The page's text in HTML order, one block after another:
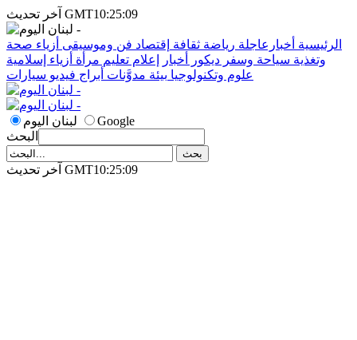
آخر تحديث GMT10:25:09
الرئيسية أخبارعاجلة رياضة ثقافة إقتصاد فن وموسيقى أزياء صحة
وتغذية سياحة وسفر ديكور أخبار إعلام تعليم مرأة أزياء إسلامية
علوم وتكنولوجيا بيئة مدوَّنات أبراج فيديو سيارات
لبنان اليوم
Google
البحث
آخر تحديث GMT10:25:09